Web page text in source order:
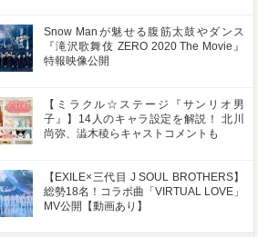
Snow Manが魅せる腹筋太鼓やダンス
『滝沢歌舞伎 ZERO 2020 The Movie』
特報映像公開
【ミラクル☆ステージ『サンリオ男
子』】14人のキャラ設定を解説！ 北川
尚弥、澁木稜らキャストコメントも
【EXILE×三代目 J SOUL BROTHERS】
総勢18名！コラボ曲「VIRTUAL LOVE」
MV公開【動画あり】